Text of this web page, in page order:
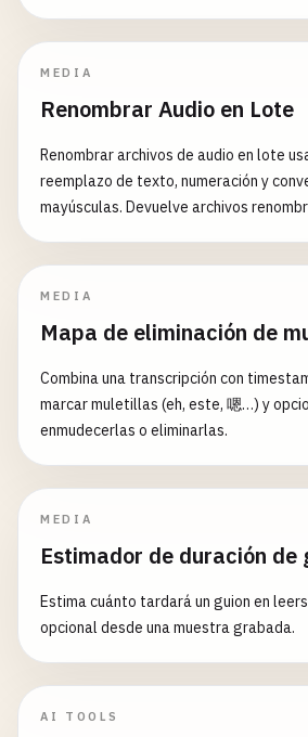
MEDIA
Renombrar Audio en Lote
Renombrar archivos de audio en lote
reemplazo de texto, numeración y
mayúsculas. Devuelve archivos
MEDIA
Mapa de eliminación de
Combina una transcripción con
marcar muletillas (eh, este, 嗯…) y
enmudecerlas o eliminarlas.
MEDIA
Estimador de duración de
Estima cuánto tardará un guion en
opcional desde una muestra grabada.
AI TOOLS